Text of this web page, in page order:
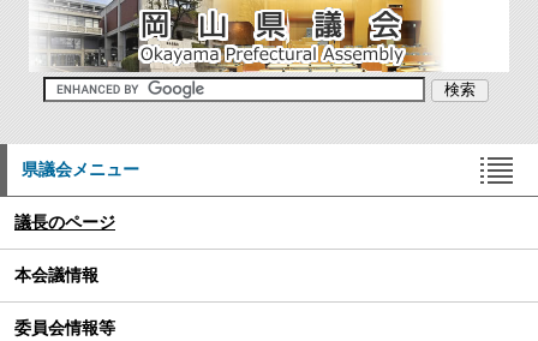
県議会メニュー
議長のページ
本会議情報
委員会情報等